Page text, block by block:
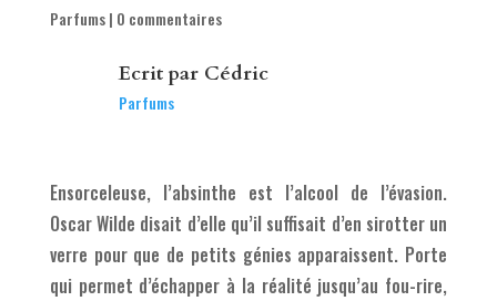
Parfums| 0 commentaires
Ecrit par Cédric
Parfums
Ensorceleuse, l’absinthe est l’alcool de l’évasion.
Oscar Wilde disait d’elle qu’il suffisait d’en sirotter un
verre pour que de petits génies apparaissent. Porte
qui permet d’échapper à la réalité jusqu’au fou-rire,